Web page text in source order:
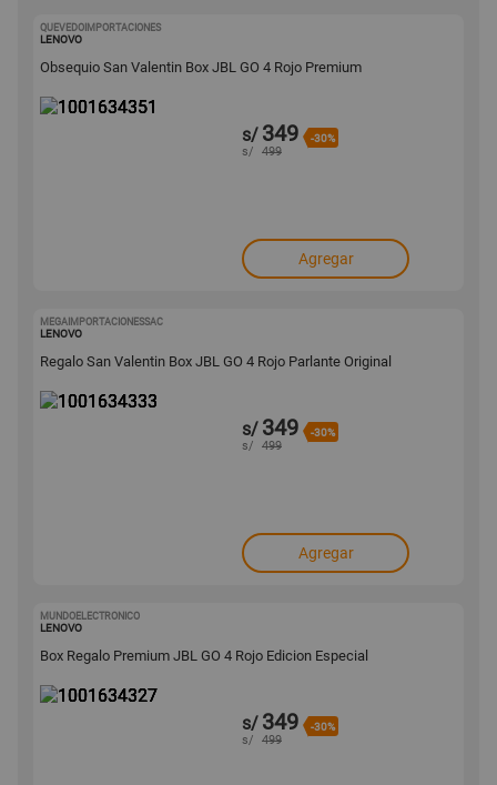
QUEVEDOIMPORTACIONES
LENOVO
Obsequio San Valentin Box JBL GO 4 Rojo Premium
s/ 349 -30%
s/ 499
Agregar
MEGAIMPORTACIONESSAC
LENOVO
Regalo San Valentin Box JBL GO 4 Rojo Parlante Original
s/ 349 -30%
s/ 499
Agregar
MUNDOELECTRONICO
LENOVO
Box Regalo Premium JBL GO 4 Rojo Edicion Especial
s/ 349 -30%
s/ 499